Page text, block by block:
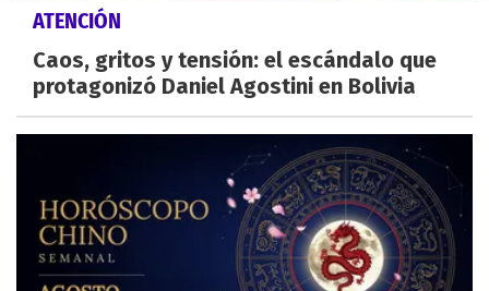
ATENCIÓN
Caos, gritos y tensión: el escándalo que
protagonizó Daniel Agostini en Bolivia